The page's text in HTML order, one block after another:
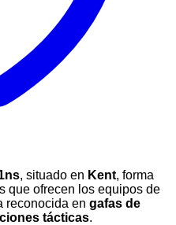
, situado en Kent, forma
que ofrecen los equipos de
reconocida en gafas de
tácticas.